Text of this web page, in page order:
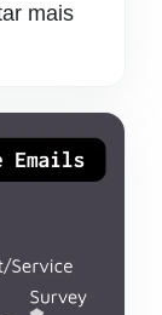
mais